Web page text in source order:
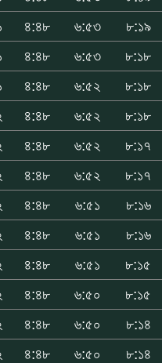
৪:৪৮ ৬:৫৩
৮:১৯
৪:৪৮ ৬:৫৩
৮:১৮
৪:৪৮ ৬:৫২
৮:১৮
৪:৪৮ ৬:৫২
৮:১৮
৪:৪৮ ৬:৫২
৮:১৭
৪:৪৮ ৬:৫২
৮:১৭
৪:৪৮ ৬:৫১
৮:১৬
৪:৪৮ ৬:৫১
৮:১৬
৪:৪৮ ৬:৫১
৮:১৫
৪:৪৮ ৬:৫০
৮:১৫
৪:৪৮ ৬:৫০
৮:১৪
৪:৪৮ ৬:৫০
৮:১৪